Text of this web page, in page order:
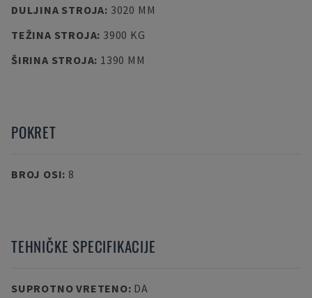
DULJINA STROJA: 3020 MM
TEŽINA STROJA: 3900 KG
ŠIRINA STROJA: 1390 MM
POKRET
BROJ OSI: 8
TEHNIČKE SPECIFIKACIJE
SUPROTNO VRETENO: DA